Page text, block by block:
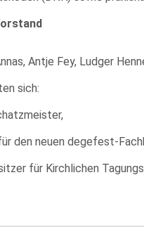
Antje Fey, Ludger
sich:
den neuen degefest-
für Kirchlichen